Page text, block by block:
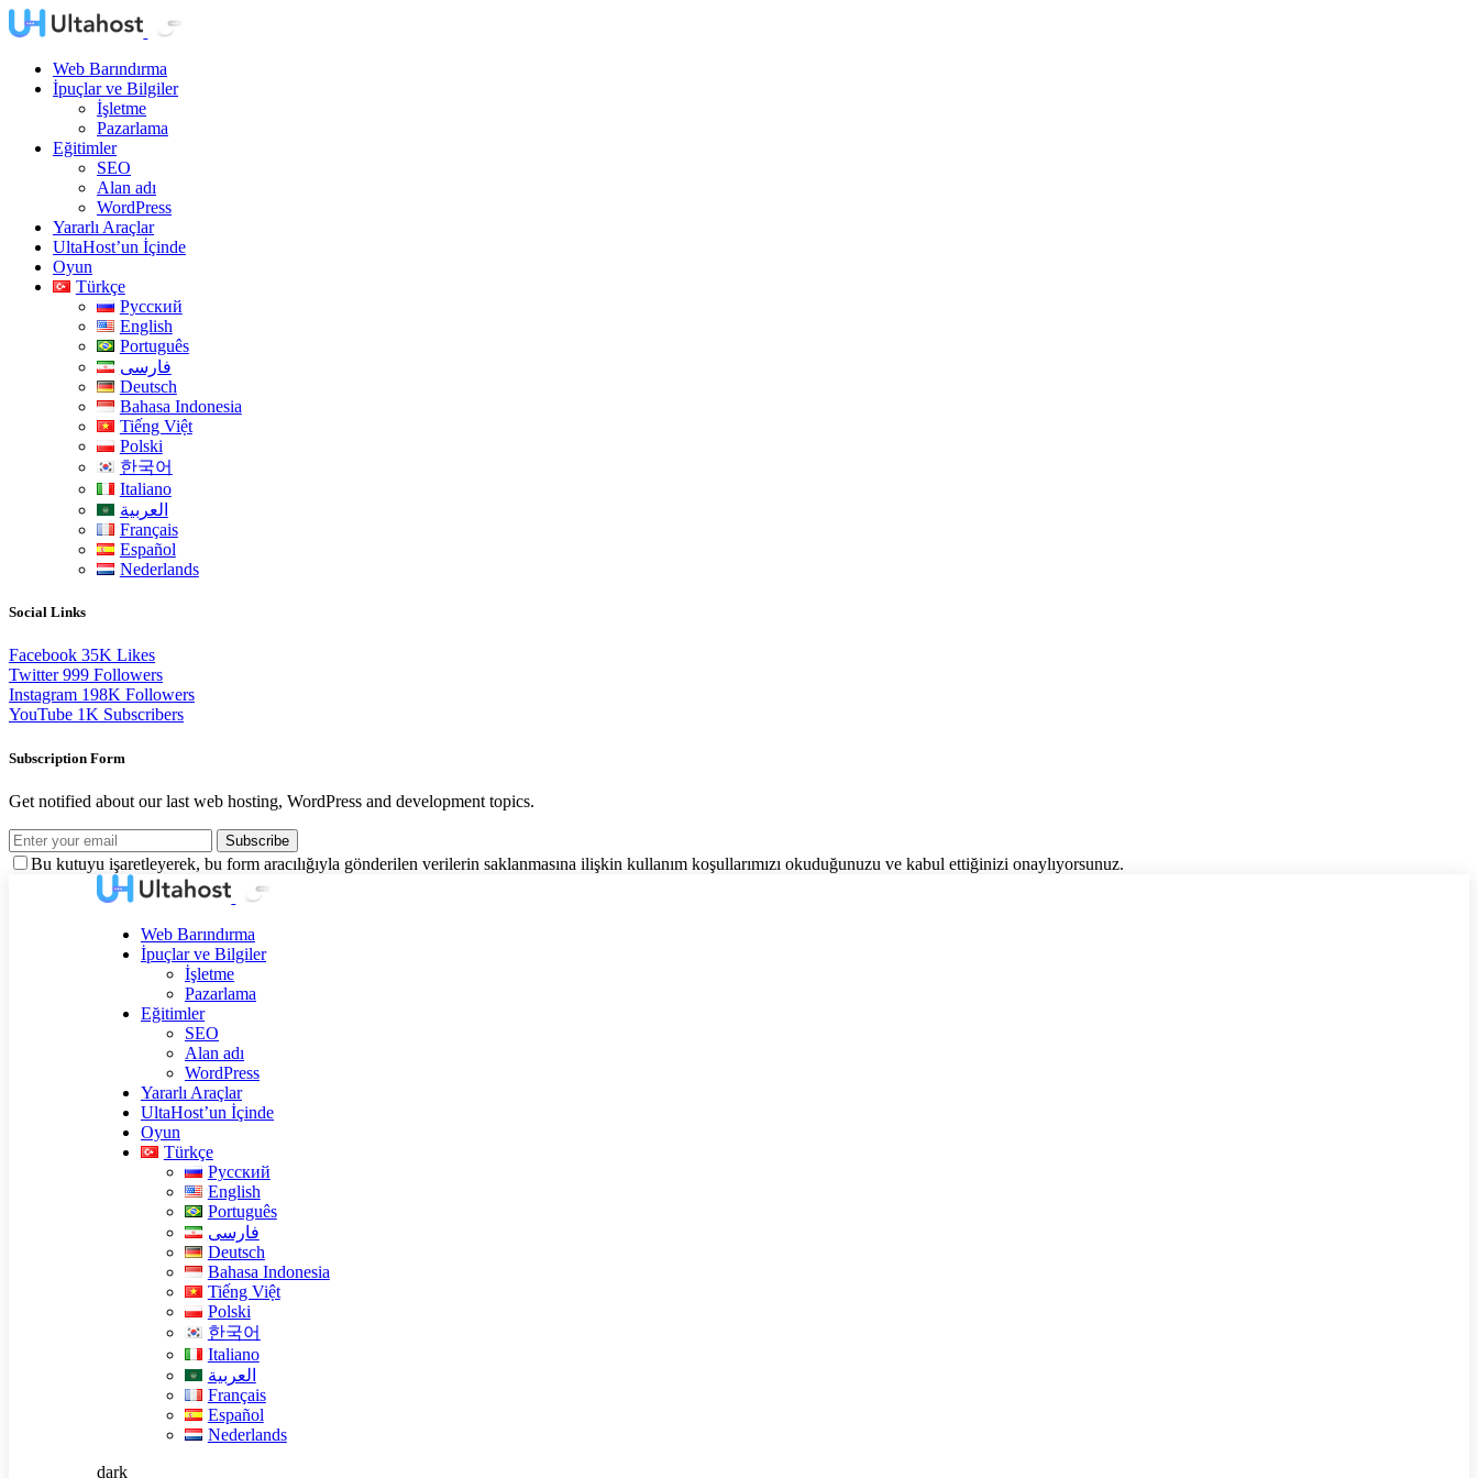
Web Barındırma
İpuçlar ve Bilgiler
İşletme
Pazarlama
Eğitimler
SEO
Alan adı
WordPress
Yararlı Araçlar
UltaHost’un İçinde
Oyun
Türkçe
Русский
English
Português
فارسی
Deutsch
Bahasa Indonesia
Tiếng Việt
Polski
한국어
Italiano
العربية
Français
Español
Nederlands
Social Links
Facebook 35K Likes
Twitter 999 Followers
Instagram 198K Followers
YouTube 1K Subscribers
Subscription Form
Get notified about our last web hosting, WordPress and development topics.
Subscribe
Bu kutuyu işaretleyerek, bu form aracılığıyla gönderilen verilerin saklanmasına ilişkin kullanım koşullarımızı okuduğunuzu ve kabul ettiğinizi onaylıyorsunuz.
Web Barındırma
İpuçlar ve Bilgiler
İşletme
Pazarlama
Eğitimler
SEO
Alan adı
WordPress
Yararlı Araçlar
UltaHost’un İçinde
Oyun
Türkçe
Русский
English
Português
فارسی
Deutsch
Bahasa Indonesia
Tiếng Việt
Polski
한국어
Italiano
العربية
Français
Español
Nederlands
dark